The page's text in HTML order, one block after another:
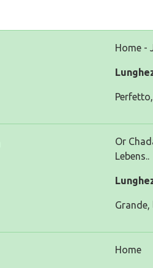
Home -
Or
Lebens..
Home